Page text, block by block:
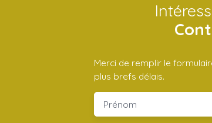
Merci de remplir le
plus brefs délais.
Prénom